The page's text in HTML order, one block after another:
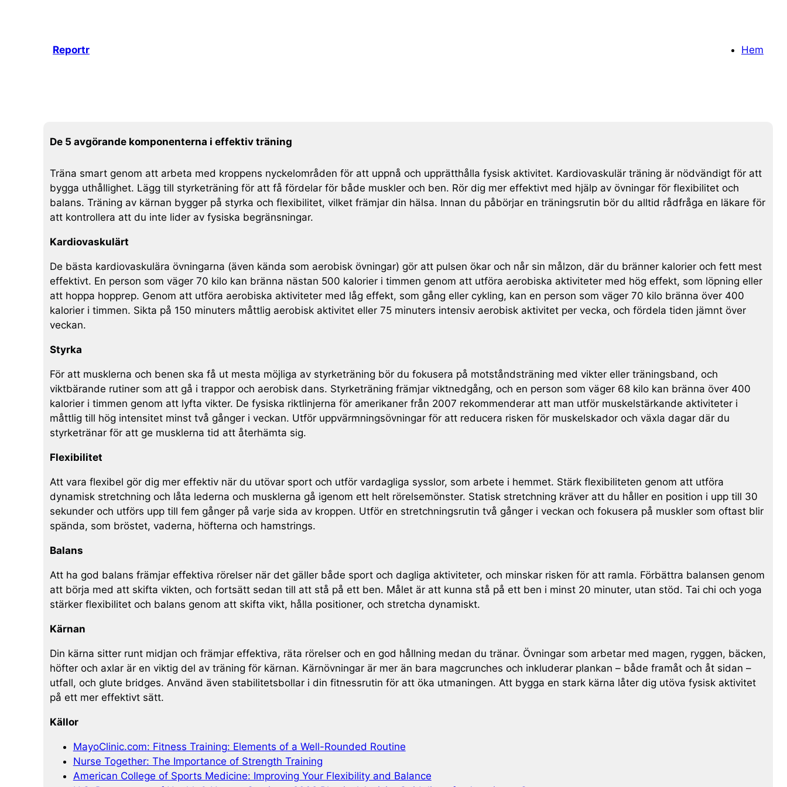
Reportr
Hem
De 5 avgörande komponenterna i effektiv träning
Träna smart genom att arbeta med kroppens nyckelområden för att uppnå och upprätthålla fysisk aktivitet. Kardiovaskulär träning är nödvändigt för att
bygga uthållighet. Lägg till styrketräning för att få fördelar för både muskler och ben. Rör dig mer effektivt med hjälp av övningar för flexibilitet och
balans. Träning av kärnan bygger på styrka och flexibilitet, vilket främjar din hälsa. Innan du påbörjar en träningsrutin bör du alltid rådfråga en läkare för
att kontrollera att du inte lider av fysiska begränsningar.
Kardiovaskulärt
De bästa kardiovaskulära övningarna (även kända som aerobisk övningar) gör att pulsen ökar och når sin målzon, där du bränner kalorier och fett mest
effektivt. En person som väger 70 kilo kan bränna nästan 500 kalorier i timmen genom att utföra aerobiska aktiviteter med hög effekt, som löpning eller
att hoppa hopprep. Genom att utföra aerobiska aktiviteter med låg effekt, som gång eller cykling, kan en person som väger 70 kilo bränna över 400
kalorier i timmen. Sikta på 150 minuters måttlig aerobisk aktivitet eller 75 minuters intensiv aerobisk aktivitet per vecka, och fördela tiden jämnt över
veckan.
Styrka
För att musklerna och benen ska få ut mesta möjliga av styrketräning bör du fokusera på motståndsträning med vikter eller träningsband, och
viktbärande rutiner som att gå i trappor och aerobisk dans. Styrketräning främjar viktnedgång, och en person som väger 68 kilo kan bränna över 400
kalorier i timmen genom att lyfta vikter. De fysiska riktlinjerna för amerikaner från 2007 rekommenderar att man utför muskelstärkande aktiviteter i
måttlig till hög intensitet minst två gånger i veckan. Utför uppvärmningsövningar för att reducera risken för muskelskador och växla dagar där du
styrketränar för att ge musklerna tid att återhämta sig.
Flexibilitet
Att vara flexibel gör dig mer effektiv när du utövar sport och utför vardagliga sysslor, som arbete i hemmet. Stärk flexibiliteten genom att utföra
dynamisk stretchning och låta lederna och musklerna gå igenom ett helt rörelsemönster. Statisk stretchning kräver att du håller en position i upp till 30
sekunder och utförs upp till fem gånger på varje sida av kroppen. Utför en stretchningsrutin två gånger i veckan och fokusera på muskler som oftast blir
spända, som bröstet, vaderna, höfterna och hamstrings.
Balans
Att ha god balans främjar effektiva rörelser när det gäller både sport och dagliga aktiviteter, och minskar risken för att ramla. Förbättra balansen genom
att börja med att skifta vikten, och fortsätt sedan till att stå på ett ben. Målet är att kunna stå på ett ben i minst 20 minuter, utan stöd. Tai chi och yoga
stärker flexibilitet och balans genom att skifta vikt, hålla positioner, och stretcha dynamiskt.
Kärnan
Din kärna sitter runt midjan och främjar effektiva, räta rörelser och en god hållning medan du tränar. Övningar som arbetar med magen, ryggen, bäcken,
höfter och axlar är en viktig del av träning för kärnan. Kärnövningar är mer än bara magcrunches och inkluderar plankan – både framåt och åt sidan –
utfall, och glute bridges. Använd även stabilitetsbollar i din fitnessrutin för att öka utmaningen. Att bygga en stark kärna låter dig utöva fysisk aktivitet
på ett mer effektivt sätt.
Källor
MayoClinic.com: Fitness Training: Elements of a Well-Rounded Routine
Nurse Together: The Importance of Strength Training
American College of Sports Medicine: Improving Your Flexibility and Balance